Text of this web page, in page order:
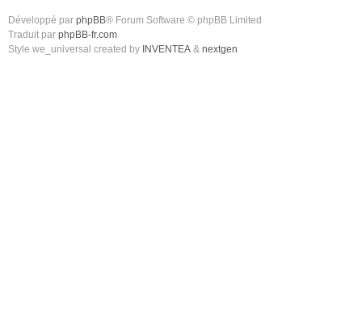
Développé par phpBB® Forum Software © phpBB Limited
Traduit par phpBB-fr.com
Style we_universal created by INVENTEA & nextgen